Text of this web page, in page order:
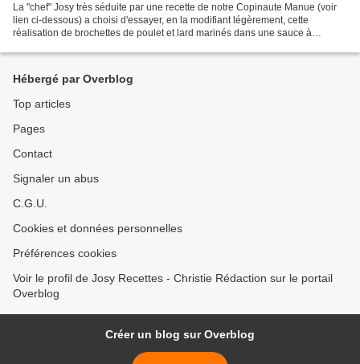
La "chef" Josy très séduite par une recette de notre Copinaute Manue (voir
lien ci-dessous) a choisi d'essayer, en la modifiant légèrement, cette
réalisation de brochettes de poulet et lard marinés dans une sauce à
Hébergé par Overblog
Top articles
Pages
Contact
Signaler un abus
C.G.U.
Cookies et données personnelles
Préférences cookies
Voir le profil de Josy Recettes - Christie Rédaction sur le portail
Overblog
Créer un blog sur Overblog